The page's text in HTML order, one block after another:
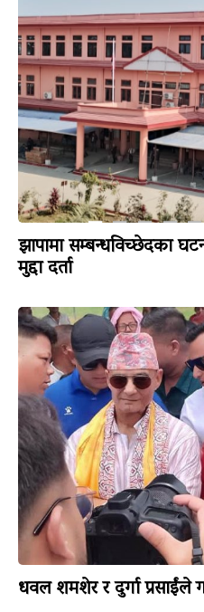
झापामा सम्बन्धविच्छेदका
मुद्दा दर्ता
धवल शमशेर र दुर्गा प्रसाईंले